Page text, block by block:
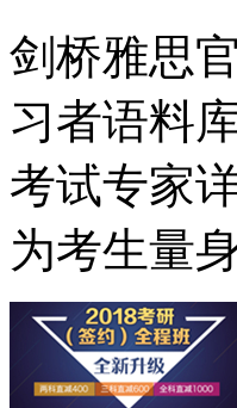
剑桥雅思
习者语料
考试专家
为考生量